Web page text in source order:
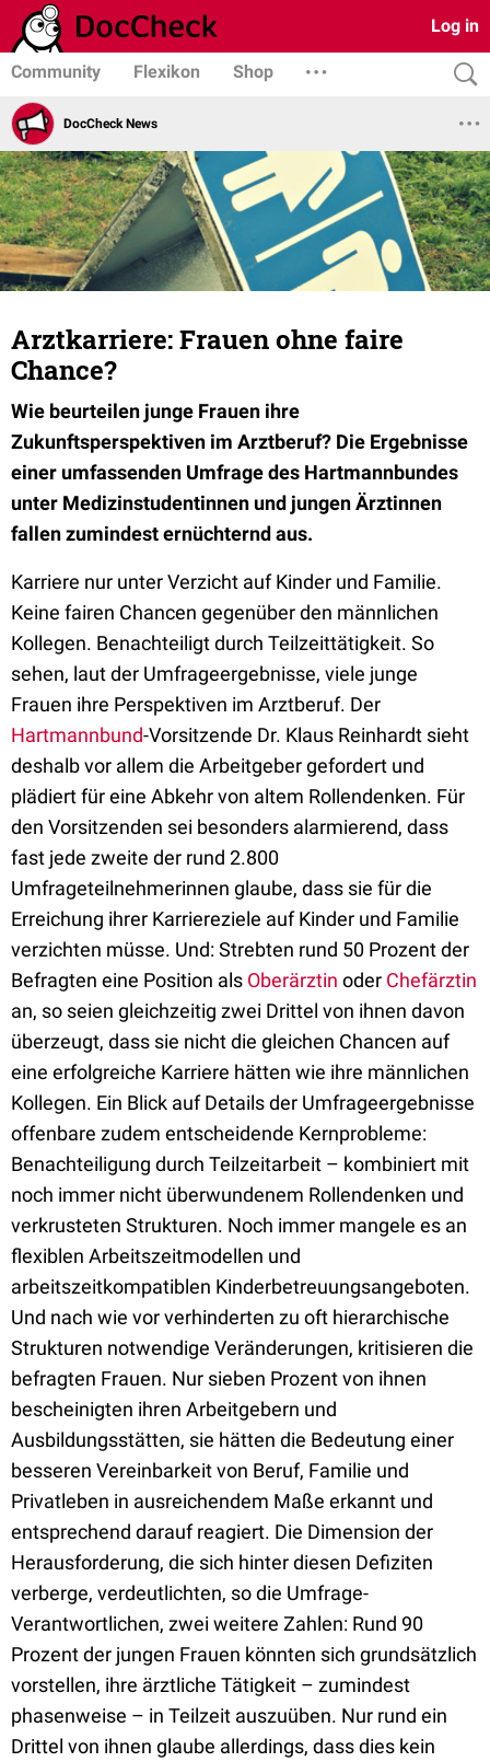
Log in
Community Flexikon Shop
DocCheck News
Arztkarriere: Frauen ohne faire
Chance?
Wie beurteilen junge Frauen ihre
Zukunftsperspektiven im Arztberuf? Die Ergebnisse
einer umfassenden Umfrage des Hartmannbundes
unter Medizinstudentinnen und jungen Ärztinnen
fallen zumindest ernüchternd aus.
Karriere nur unter Verzicht auf Kinder und Familie.
Keine fairen Chancen gegenüber den männlichen
Kollegen. Benachteiligt durch Teilzeittätigkeit. So
sehen, laut der Umfrageergebnisse, viele junge
Frauen ihre Perspektiven im Arztberuf. Der
Hartmannbund-Vorsitzende Dr. Klaus Reinhardt sieht
deshalb vor allem die Arbeitgeber gefordert und
plädiert für eine Abkehr von altem Rollendenken. Für
den Vorsitzenden sei besonders alarmierend, dass
fast jede zweite der rund 2.800
Umfrageteilnehmerinnen glaube, dass sie für die
Erreichung ihrer Karriereziele auf Kinder und Familie
verzichten müsse. Und: Strebten rund 50 Prozent der
Befragten eine Position als Oberärztin oder Chefärztin
an, so seien gleichzeitig zwei Drittel von ihnen davon
überzeugt, dass sie nicht die gleichen Chancen auf
eine erfolgreiche Karriere hätten wie ihre männlichen
Kollegen. Ein Blick auf Details der Umfrageergebnisse
offenbare zudem entscheidende Kernprobleme:
Benachteiligung durch Teilzeitarbeit – kombiniert mit
noch immer nicht überwundenem Rollendenken und
verkrusteten Strukturen. Noch immer mangele es an
flexiblen Arbeitszeitmodellen und
arbeitszeitkompatiblen Kinderbetreuungsangeboten.
Und nach wie vor verhinderten zu oft hierarchische
Strukturen notwendige Veränderungen, kritisieren die
befragten Frauen. Nur sieben Prozent von ihnen
bescheinigten ihren Arbeitgebern und
Ausbildungsstätten, sie hätten die Bedeutung einer
besseren Vereinbarkeit von Beruf, Familie und
Privatleben in ausreichendem Maße erkannt und
entsprechend darauf reagiert. Die Dimension der
Herausforderung, die sich hinter diesen Defiziten
verberge, verdeutlichten, so die Umfrage-
Verantwortlichen, zwei weitere Zahlen: Rund 90
Prozent der jungen Frauen könnten sich grundsätzlich
vorstellen, ihre ärztliche Tätigkeit – zumindest
phasenweise – in Teilzeit auszuüben. Nur rund ein
Drittel von ihnen glaube allerdings, dass dies kein